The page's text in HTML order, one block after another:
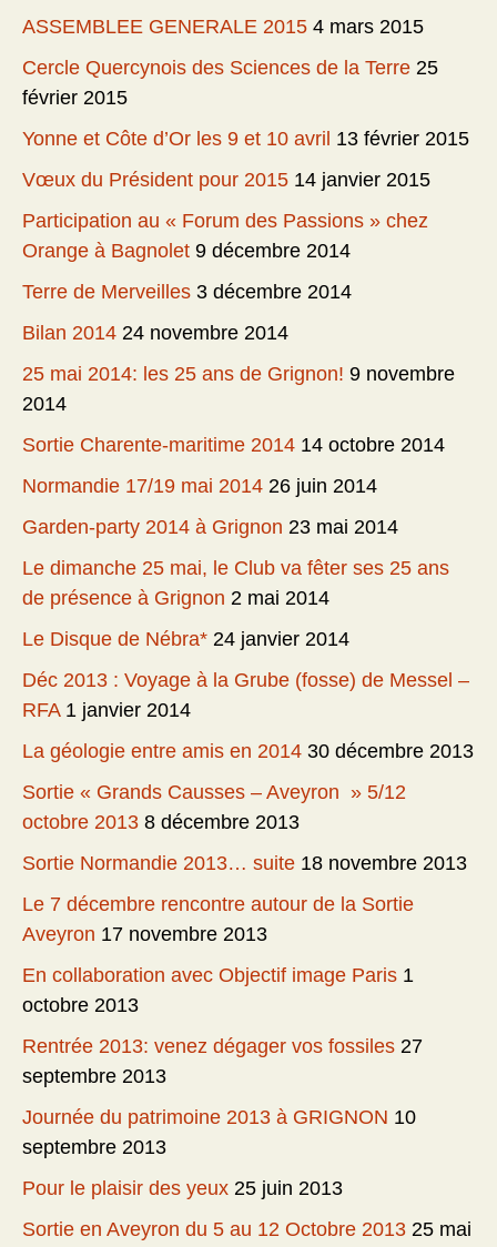
ASSEMBLEE GENERALE 2015 4 mars 2015
Cercle Quercynois des Sciences de la Terre 25
février 2015
Yonne et Côte d’Or les 9 et 10 avril 13 février 2015
Vœux du Président pour 2015 14 janvier 2015
Participation au « Forum des Passions » chez
Orange à Bagnolet 9 décembre 2014
Terre de Merveilles 3 décembre 2014
Bilan 2014 24 novembre 2014
25 mai 2014: les 25 ans de Grignon! 9 novembre
2014
Sortie Charente-maritime 2014 14 octobre 2014
Normandie 17/19 mai 2014 26 juin 2014
Garden-party 2014 à Grignon 23 mai 2014
Le dimanche 25 mai, le Club va fêter ses 25 ans
de présence à Grignon 2 mai 2014
Le Disque de Nébra* 24 janvier 2014
Déc 2013 : Voyage à la Grube (fosse) de Messel –
RFA 1 janvier 2014
La géologie entre amis en 2014 30 décembre 2013
Sortie « Grands Causses – Aveyron » 5/12
octobre 2013 8 décembre 2013
Sortie Normandie 2013… suite 18 novembre 2013
Le 7 décembre rencontre autour de la Sortie
Aveyron 17 novembre 2013
En collaboration avec Objectif image Paris 1
octobre 2013
Rentrée 2013: venez dégager vos fossiles 27
septembre 2013
Journée du patrimoine 2013 à GRIGNON 10
septembre 2013
Pour le plaisir des yeux 25 juin 2013
Sortie en Aveyron du 5 au 12 Octobre 2013 25 mai